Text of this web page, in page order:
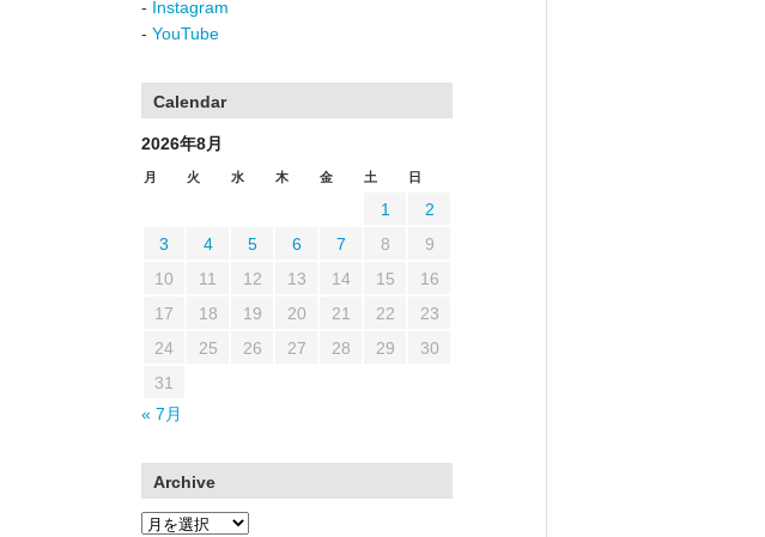
- Instagram
- YouTube
Calendar
2026年8月
月 火 水 木 金 土 日
1
2
3
4 5 6 7 8
9
10
11 12 13 14 15
16
17
18 19 20 21 22
23
24
25 26 27 28 29
30
31
« 7月
Archive
Archive